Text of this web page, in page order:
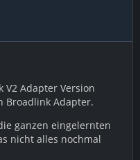
Adapter Version
Broadlink Adapter.
ganzen eingelernten
nicht alles nochmal